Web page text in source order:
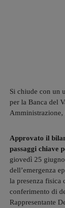
Si chiude con un
per la Banca del
Approvato il
passaggi chiave
giovedì 25
dell’emergenza
la presenza fisica
conferimento di
Rappresentante